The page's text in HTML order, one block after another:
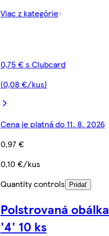
Viac z kategórie
0,75 € s Clubcard
(0,08 €/kus)
Cena je platná do 11. 8. 2026
0,97 €
0,10 €/kus
Quantity controls
Pridať
Polstrovaná obálka
'4' 10 ks